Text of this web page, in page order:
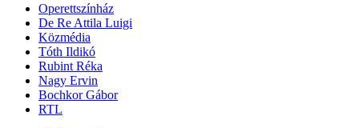
Operettszínház
De Re Attila Luigi
Közmédia
Tóth Ildikó
Rubint Réka
Nagy Ervin
Bochkor Gábor
RTL